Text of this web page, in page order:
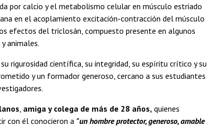
por calcio y el metabolismo celular en músculo estriado
en el acoplamiento excitación-contracción del músculo
efectos del triclosán, compuesto presente en algunos
animales.
rigurosidad científica, su integridad, su espíritu crítico y su
y un formador generoso, cercano a sus estudiantes
amiga y colega de más de 28 años, quienes
con él conocieron a "un hombre protector, generoso, amable